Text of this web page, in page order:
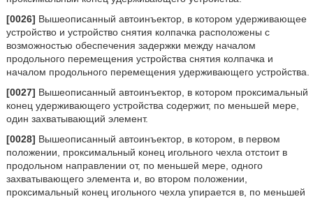
[0026] Вышеописанный автоинъектор, в котором удерживающее
устройство и устройство снятия колпачка расположены с
возможностью обеспечения задержки между началом
продольного перемещения устройства снятия колпачка и
началом продольного перемещения удерживающего устройства.
[0027] Вышеописанный автоинъектор, в котором проксимальный
конец удерживающего устройства содержит, по меньшей мере,
один захватывающий элемент.
[0028] Вышеописанный автоинъектор, в котором, в первом
положении, проксимальный конец игольного чехла отстоит в
продольном направлении от, по меньшей мере, одного
захватывающего элемента и, во втором положении,
проксимальный конец игольного чехла упирается в, по меньшей